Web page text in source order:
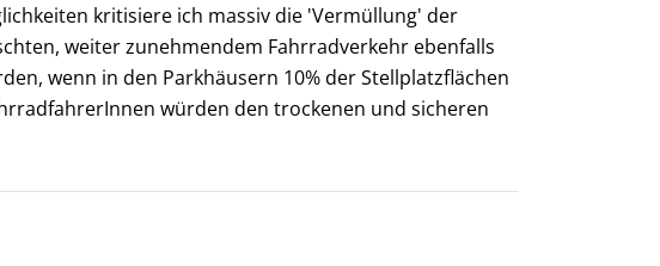
kritisiere ich massiv die 'Vermüllung' der
weiter zunehmendem Fahrradverkehr ebenfalls
wenn in den Parkhäusern 10% der Stellplatzflächen
würden den trockenen und sicheren